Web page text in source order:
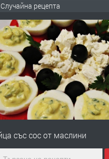
Случайна рецепта
със сос от маслини